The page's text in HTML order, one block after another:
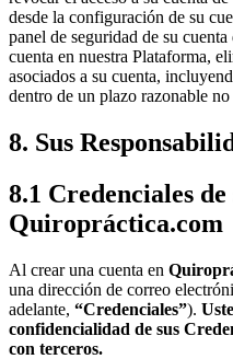
desde la configuración de su
panel de seguridad de su
cuenta en nuestra Plataforma,
asociados a su cuenta,
dentro de un plazo razonable
8. Sus
8.1 Credenciales
Quiropráctica.com
Al crear una cuenta en
una dirección de correo
adelante, “Credenciales”).
confidencialidad de sus
con terceros.